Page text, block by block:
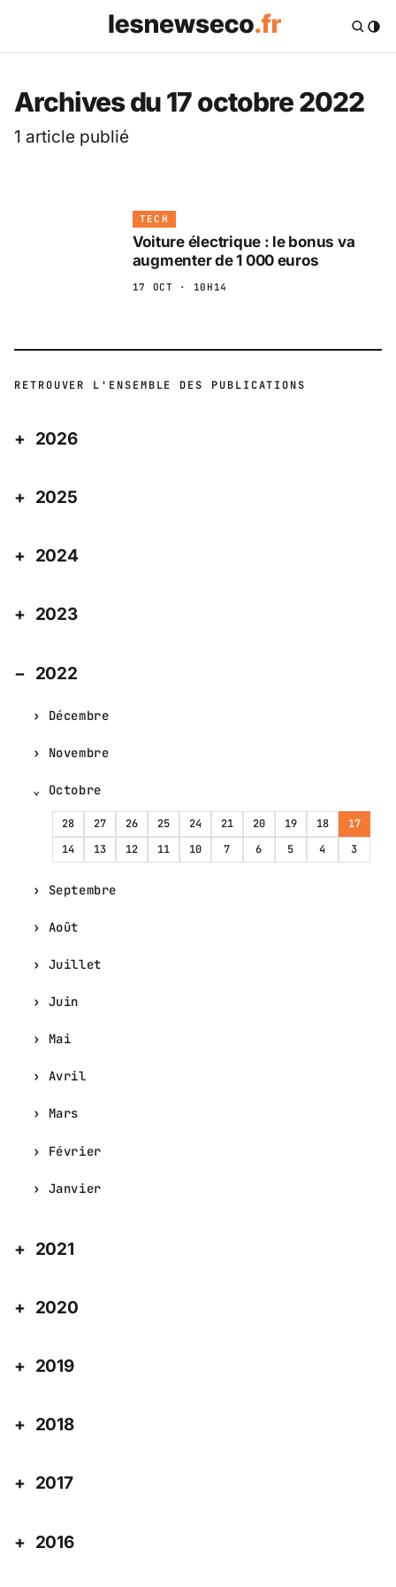
Les News Eco .fr —
Archives du 17 octobre 2022
1 article publié
TECH
Voiture électrique : le bonus va
augmenter de 1 000 euros
17 OCT · 10H14
RETROUVER L'ENSEMBLE DES PUBLICATIONS
2026
2025
2024
2023
2022
Décembre
Novembre
Octobre
28 27 26 25 24 21 20 19 18
17
14
13 12 11 10 7 6 5 4 3
Septembre
Août
Juillet
Juin
Mai
Avril
Mars
Février
Janvier
2021
2020
2019
2018
2017
2016